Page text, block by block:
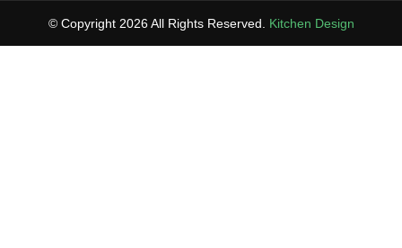
© Copyright 2026 All Rights Reserved. Kitchen Design